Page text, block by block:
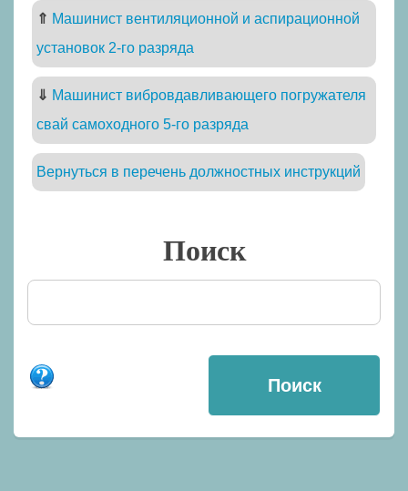
⇑ Машинист вентиляционной и аспирационной
установок 2-го разряда
⇓ Машинист вибровдавливающего погружателя
свай самоходного 5-го разряда
Вернуться в перечень должностных инструкций
Поиск